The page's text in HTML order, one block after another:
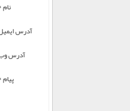
نام
آدرس
آدرس
پیام